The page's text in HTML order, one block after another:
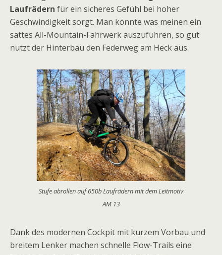
Laufrädern für ein sicheres Gefühl bei hoher
Geschwindigkeit sorgt. Man könnte was meinen ein
sattes All-Mountain-Fahrwerk auszuführen, so gut
nutzt der Hinterbau den Federweg am Heck aus.
Stufe abrollen auf 650b Laufrädern mit dem Leitmotiv
AM 13
Dank des modernen Cockpit mit kurzem Vorbau und
breitem Lenker machen schnelle Flow-Trails eine